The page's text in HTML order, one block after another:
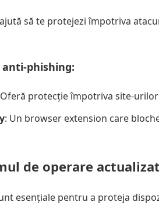
să te protejezi împotriva
phishing:
protecție împotriva site-
: Un browser extension care
de operare actualizat
esențiale pentru a proteja